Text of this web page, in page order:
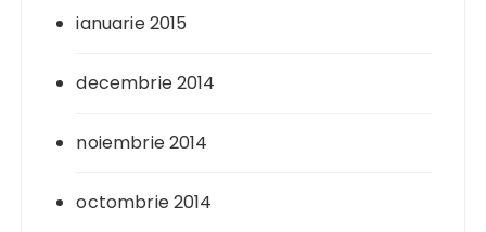
ianuarie 2015
decembrie 2014
noiembrie 2014
octombrie 2014